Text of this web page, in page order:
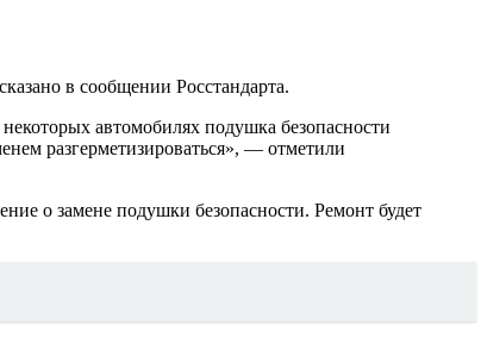
в сообщении Росстандарта.
автомобилях подушка безопасности
разгерметизироваться», — отметили
о замене подушки безопасности. Ремонт будет